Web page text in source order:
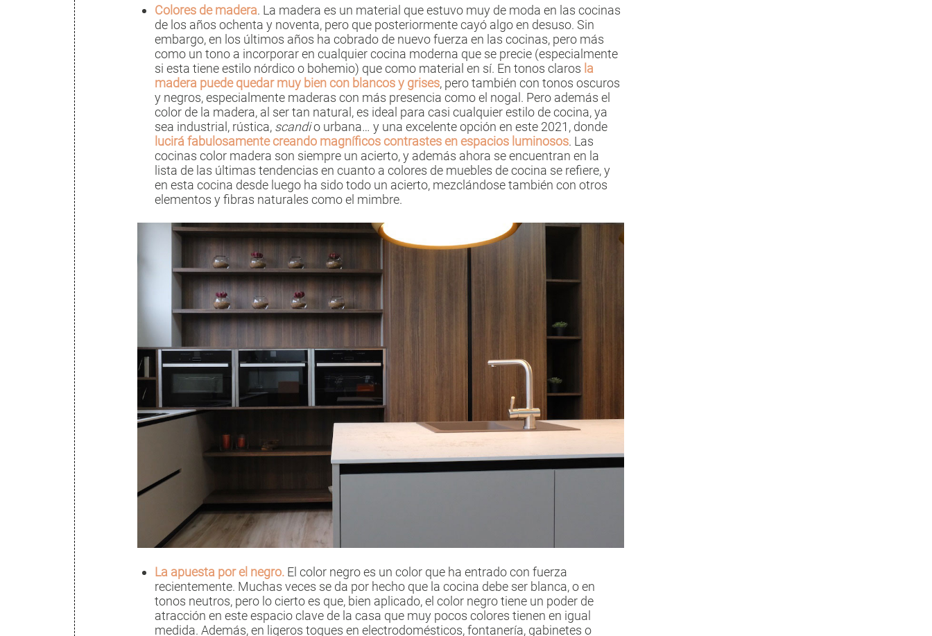
Colores de madera. La madera es un material que estuvo muy de moda en las cocinas
de los años ochenta y noventa, pero que posteriormente cayó algo en desuso. Sin
embargo, en los últimos años ha cobrado de nuevo fuerza en las cocinas, pero más
como un tono a incorporar en cualquier cocina moderna que se precie (especialmente
si esta tiene estilo nórdico o bohemio) que como material en sí. En tonos claros la
madera puede quedar muy bien con blancos y grises, pero también con tonos oscuros
y negros, especialmente maderas con más presencia como el nogal. Pero además el
color de la madera, al ser tan natural, es ideal para casi cualquier estilo de cocina, ya
sea industrial, rústica, scandio urbana… y una excelente opción en este 2021, donde
lucirá fabulosamente creando magníficos contrastes en espacios luminosos. Las
cocinas color madera son siempre un acierto, y además ahora se encuentran en la
lista de las últimas tendencias en cuanto a colores de muebles de cocina se refiere, y
en esta cocina desde luego ha sido todo un acierto, mezclándose también con otros
elementos y fibras naturales como el mimbre.
La apuesta por el negro. El color negro es un color que ha entrado con fuerza
recientemente. Muchas veces se da por hecho que la cocina debe ser blanca, o en
tonos neutros, pero lo cierto es que, bien aplicado, el color negro tiene un poder de
atracción en este espacio clave de la casa que muy pocos colores tienen en igual
medida. Además, en ligeros toques en electrodomésticos, fontanería, gabinetes o